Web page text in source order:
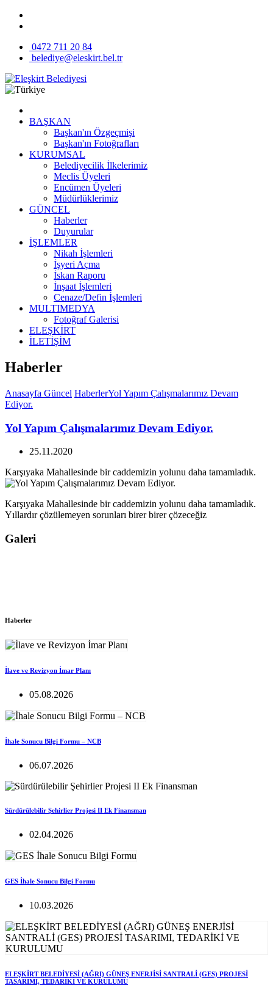
0472 711 20 84
belediye@eleskirt.bel.tr
BAŞKAN
Başkan'ın Özgeçmişi
Başkan'ın Fotoğrafları
KURUMSAL
Belediyecilik İlkelerimiz
Meclis Üyeleri
Encümen Üyeleri
Müdürlüklerimiz
GÜNCEL
Haberler
Duyurular
İŞLEMLER
Nikah İşlemleri
İşyeri Açma
İskan Raporu
İnşaat İşlemleri
Cenaze/Defin İşlemleri
MULTIMEDYA
Fotoğraf Galerisi
ELEŞKİRT
İLETİŞİM
Haberler
Anasayfa Güncel HaberlerYol Yapım Çalışmalarımız Devam
Ediyor.
Yol Yapım Çalışmalarımız Devam Ediyor.
25.11.2020
Karşıyaka Mahallesinde bir caddemizin yolunu daha tamamladık.
Karşıyaka Mahallesinde bir caddemizin yolunu daha tamamladık.
Yıllardır çözülemeyen sorunları birer birer çözeceğiz
Galeri
Haberler
İlave ve Revizyon İmar Planı
05.08.2026
İhale Sonucu Bilgi Formu – NCB
06.07.2026
Sürdürülebilir Şehirlier Projesi II Ek Finansman
02.04.2026
GES İhale Sonucu Bilgi Formu
10.03.2026
ELEŞKİRT BELEDİYESİ (AĞRI) GÜNEŞ ENERJİSİ SANTRALİ (GES) PROJESİ
TASARIMI, TEDARİKİ VE KURULUMU